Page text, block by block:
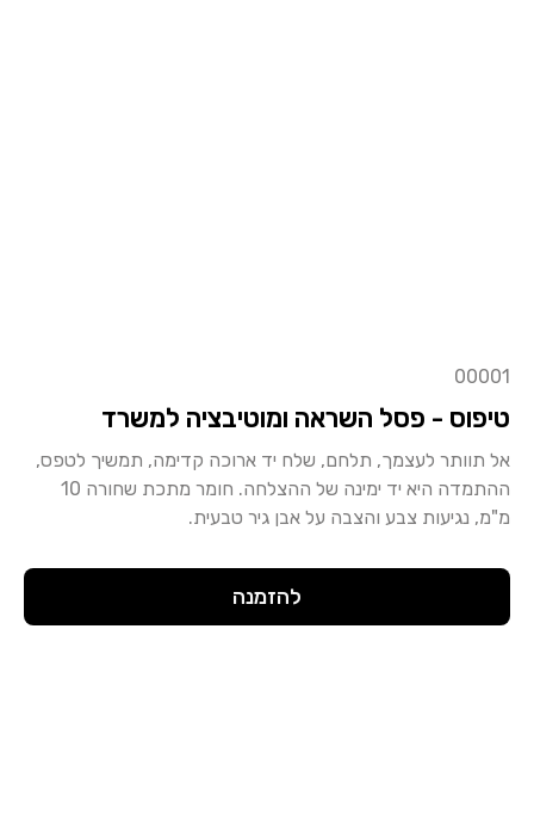
00001
טיפוס - פסל השראה ומוטיבציה למשרד
אל תוותר לעצמך, תלחם, שלח יד ארוכה קדימה, תמשיך לטפס,
ההתמדה היא יד ימינה של ההצלחה. חומר מתכת שחורה 10
מ"מ, נגיעות צבע והצבה על אבן גיר טבעית.
להזמנה